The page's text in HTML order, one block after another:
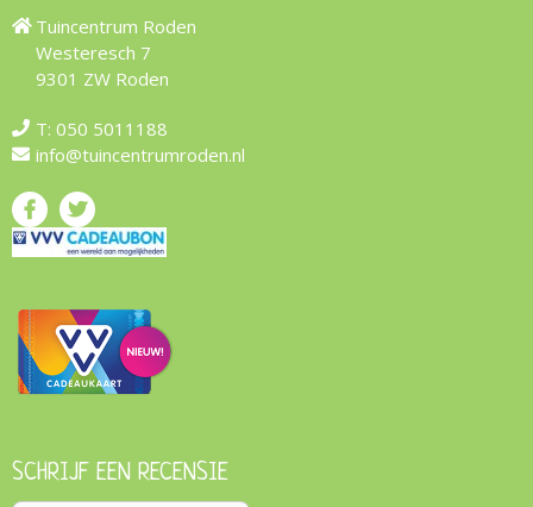
Tuincentrum Roden
Westeresch 7
9301 ZW Roden
T: 050 5011188
info@tuincentrumroden.nl
SCHRIJF EEN RECENSIE